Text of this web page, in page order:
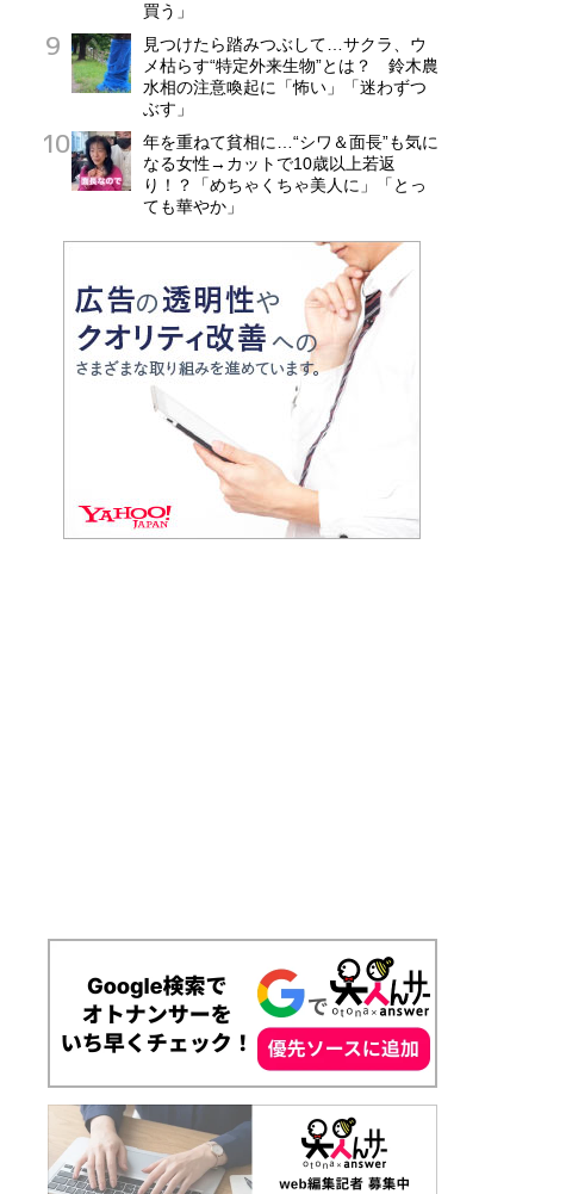
買う」
見つけたら踏みつぶして…サクラ、ウ
メ枯らす“特定外来生物”とは？ 鈴木農
水相の注意喚起に「怖い」「迷わずつ
ぶす」
年を重ねて貧相に…“シワ＆面長”も気に
なる女性→カットで10歳以上若返
り！？「めちゃくちゃ美人に」「とっ
ても華やか」